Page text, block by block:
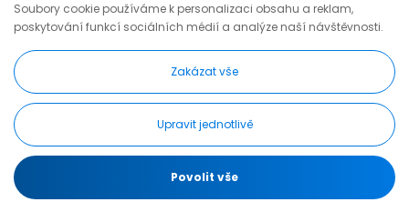
Změnit nastavení cookies
© VAMOZ CONSTRUCTION, web vytvořilBlueGhost
Soubory cookie používáme k personalizaci obsahu a reklam,
poskytování funkcí sociálních médií a analýze naší návštěvnosti.
Zakázat vše
Upravit jednotlivě
Povolit vše